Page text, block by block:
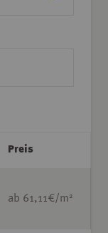
Preis
ab 61,11€/m 2